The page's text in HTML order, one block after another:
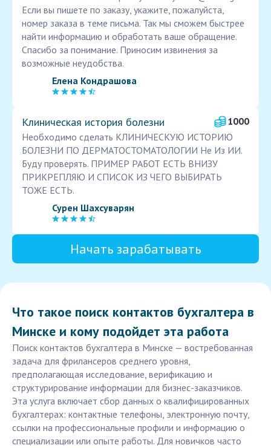
Если вы пишете по заказу, укажите, пожалуйста,
номер заказа в теме письма. Так мы сможем быстрее
найти информацию и обработать ваше обращение.
Спасибо за понимание. Приносим извинения за
возможные неудобства.
Елена Кондрашова
Клиническая история болезни
1000
Необходимо сделать КЛИНИЧЕСКУЮ ИСТОРИЮ
БОЛЕЗНИ ПО ДЕРМАТОСТОМАТОЛОГИИ Не Из ИИ.
Буду проверять. ПРИМЕР РАБОТ ЕСТЬ ВНИЗУ
ПРИКРЕПЛЯЮ И СПИСОК ИЗ ЧЕГО ВЫБИРАТЬ
ТОЖЕ ЕСТЬ.
Сурен Шахсуварян
Начать зарабатывать
Что такое поиск контактов бухгалтера в
Минске и кому подойдет эта работа
Поиск контактов бухгалтера в Минске — востребованная
задача для фрилансеров среднего уровня,
предполагающая исследование, верификацию и
структурирование информации для бизнес-заказчиков.
Эта услуга включает сбор данных о квалифицированных
бухгалтерах: контактные телефоны, электронную почту,
ссылки на профессиональные профили и информацию о
специализации или опыте работы. Для новичков часто